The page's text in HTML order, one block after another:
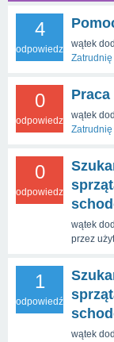
4
odpowiedzi wątek
Zatrudnię
0
odpowiedzi wątek
Zatrudnię
0
odpowiedzi
wątek
przez
1
odpowiedź
wątek